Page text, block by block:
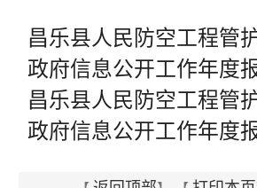
昌乐县人民防空工程管
政府信息公开工作年度
昌乐县人民防空工程管
政府信息公开工作年度